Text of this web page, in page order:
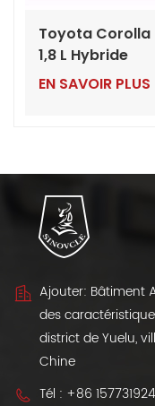
Toyota Corolla
1,8 L Hybride
Édition Élite 2024
EN SAVOIR PLUS
Ajouter: Bâtiment
des
district de Yuelu,
Chine
Tél : +86